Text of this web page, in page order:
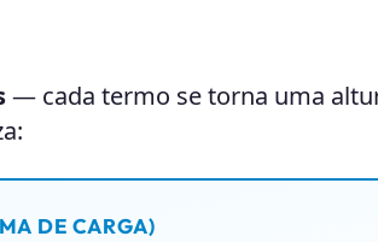
— cada termo se torna uma
DE CARGA)